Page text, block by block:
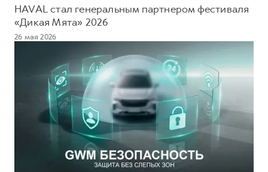
HAVAL стал генеральным партнером фестиваля
«Дикая Мята» 2026
26 мая 2026